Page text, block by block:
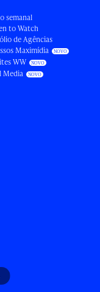
semanal
to Watch
de Agências
Maximídia
WW
Media